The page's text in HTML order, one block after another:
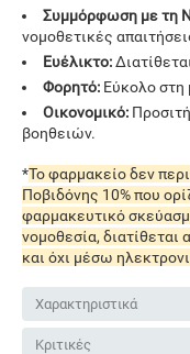
Συμμόρφωση με τη
νομοθετικές
Ευέλικτο:
Φορητό: Εύκολο στη
Οικονομικό:
βοηθειών.
*Το φαρμακείο δεν
Ποβιδόνης 10% που
φαρμακευτικό
νομοθεσία,
και όχι μέσω
Χαρακτηριστικά
Κριτικές